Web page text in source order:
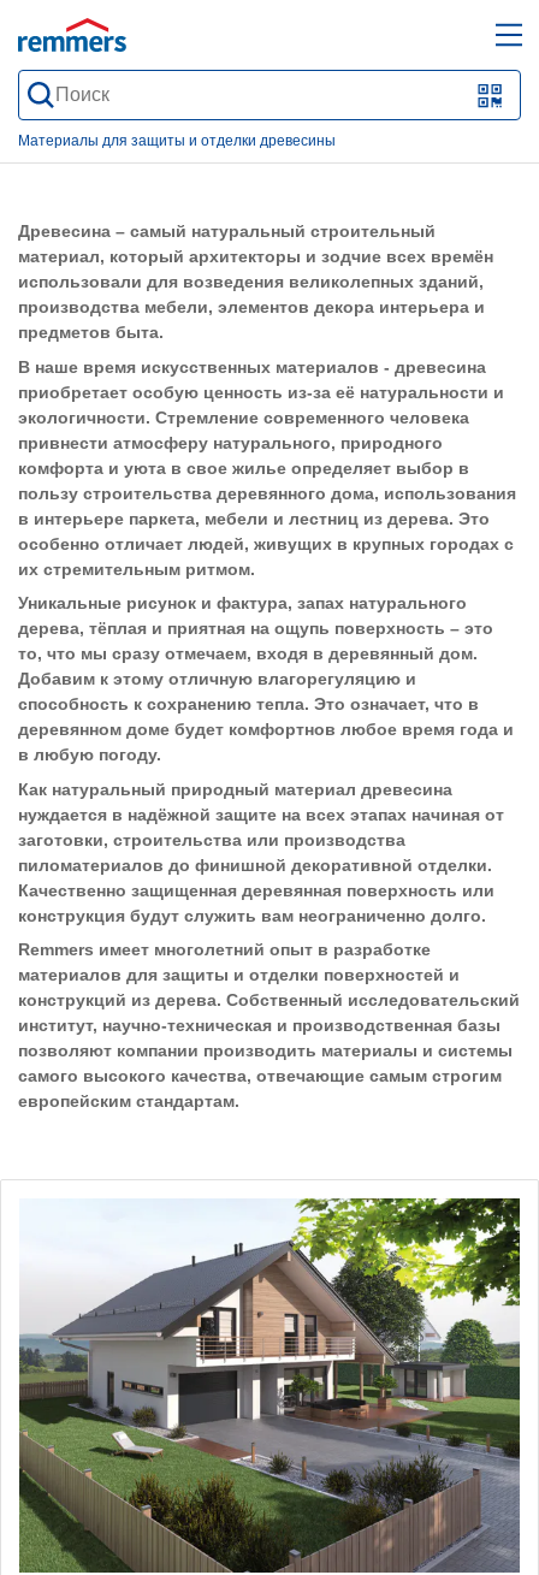
QR-
form
Материалы для защиты и отделки древесины
Древесина – самый натуральный строительный
материал, который архитекторы и зодчие всех времён
использовали для возведения великолепных зданий,
производства мебели, элементов декора интерьера и
предметов быта.
В наше время искусственных материалов - древесина
приобретает особую ценность из-за её натуральности и
экологичности. Стремление современного человека
привнести атмосферу натурального, природного
комфорта и уюта в свое жилье определяет выбор в
пользу строительства деревянного дома, использования
в интерьере паркета, мебели и лестниц из дерева. Это
особенно отличает людей, живущих в крупных городах с
их стремительным ритмом.
Уникальные рисунок и фактура, запах натурального
дерева, тёплая и приятная на ощупь поверхность – это
то, что мы сразу отмечаем, входя в деревянный дом.
Добавим к этому отличную влагорегуляцию и
способность к сохранению тепла. Это означает, что в
деревянном доме будет комфортнов любое время года и
в любую погоду.
Как натуральный природный материал древесина
нуждается в надёжной защите на всех этапах начиная от
заготовки, строительства или производства
пиломатериалов до финишной декоративной отделки.
Качественно защищенная деревянная поверхность или
конструкция будут служить вам неограниченно долго.
Remmers имеет многолетний опыт в разработке
материалов для защиты и отделки поверхностей и
конструкций из дерева. Собственный исследовательский
институт, научно-техническая и производственная базы
позволяют компании производить материалы и системы
самого высокого качества, отвечающие самым строгим
европейским стандартам.